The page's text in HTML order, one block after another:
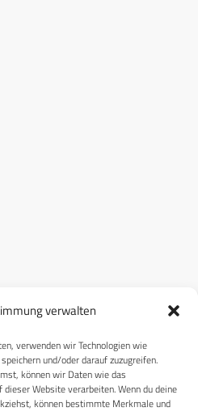
verwalten
verwenden wir Technologien wie
und/oder darauf zuzugreifen.
können wir Daten wie das
Website verarbeiten. Wenn du deine
können bestimmte Merkmale und